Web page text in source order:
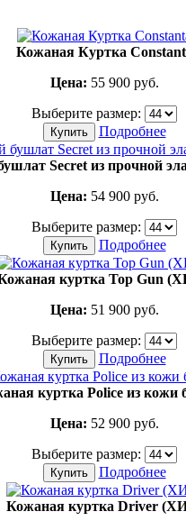
Кожаная Куртка
Цена: 55 900руб.
Выберите размер:
Купить Подробнее
Secret из прочной
Цена: 54 900руб.
Выберите размер:
Купить Подробнее
куртка Top Gun
Цена: 51 900руб.
Выберите размер:
Купить Подробнее
куртка Police из кожи
Цена: 52 900руб.
Выберите размер:
Купить Подробнее
Кожаная куртка Driver